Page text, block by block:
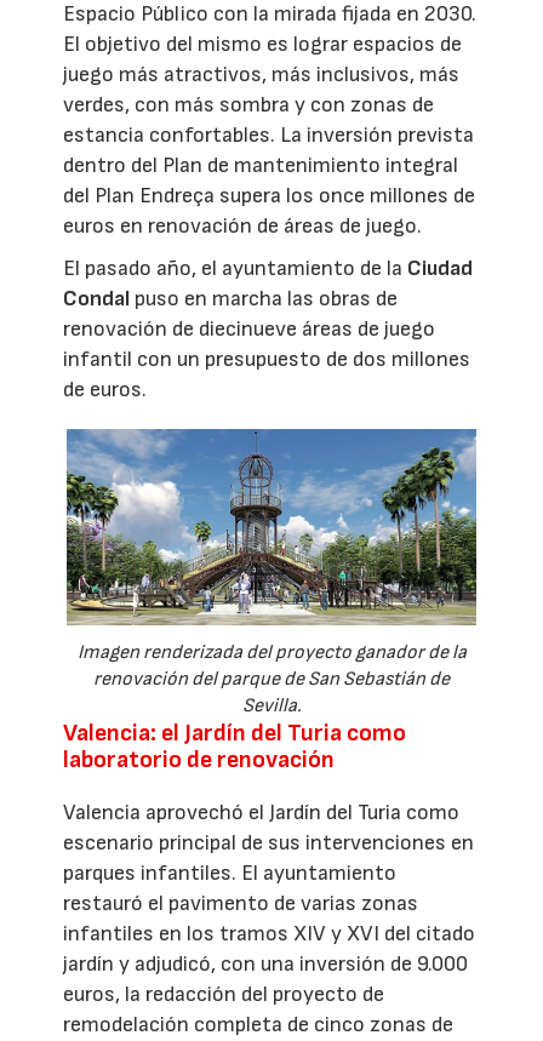
Espacio Público con la mirada fijada en 2030.
El objetivo del mismo es lograr espacios de
juego más atractivos, más inclusivos, más
verdes, con más sombra y con zonas de
estancia confortables. La inversión prevista
dentro del Plan de mantenimiento integral
del Plan Endreça supera los once millones de
euros en renovación de áreas de juego.
El pasado año, el ayuntamiento de la Ciudad
Condal puso en marcha las obras de
renovación de diecinueve áreas de juego
infantil con un presupuesto de dos millones
de euros.
Imagen renderizada del proyecto ganador de la
renovación del parque de San Sebastián de
Sevilla.
Valencia: el Jardín del Turia como
laboratorio de renovación
Valencia aprovechó el Jardín del Turia como
escenario principal de sus intervenciones en
parques infantiles. El ayuntamiento
restauró el pavimento de varias zonas
infantiles en los tramos XIV y XVI del citado
jardín y adjudicó, con una inversión de 9.000
euros, la redacción del proyecto de
remodelación completa de cinco zonas de